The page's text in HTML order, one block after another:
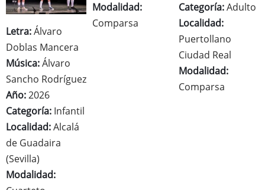
Letra:Álvaro
Doblas Mancera
Música:Álvaro
Sancho Rodríguez
Año:2026
Categoría: Infantil
Localidad:Alcalá
de Guadaira
(Sevilla)
Modalidad:
Modalidad:
Comparsa
Categoría:Adulto
Localidad:
Puertollano
Ciudad Real
Modalidad:
Comparsa